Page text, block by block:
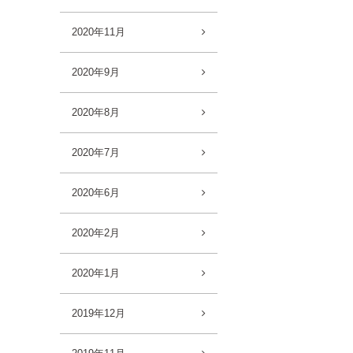
2020年11月
2020年9月
2020年8月
2020年7月
2020年6月
2020年2月
2020年1月
2019年12月